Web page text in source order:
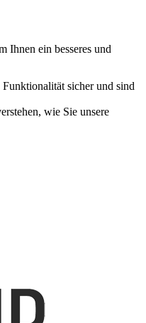
Ihnen ein besseres und
sicher und sind
wie Sie unsere